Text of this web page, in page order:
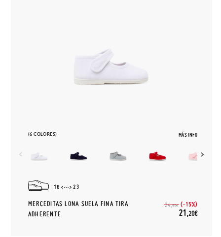
(6 COLORES) MÁS INFO
16 23
MERCEDITAS LONA SUELA FINA TIRA
ADHERENTE
24,95€ (-15%)
21,20€